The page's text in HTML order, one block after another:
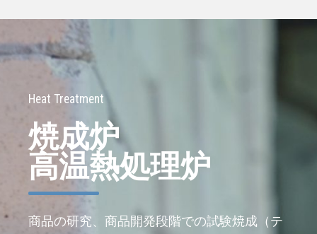
Heat Treatment
焼成炉
高温熱処理炉
商品の研究、商品開発段階での試験焼成（テ